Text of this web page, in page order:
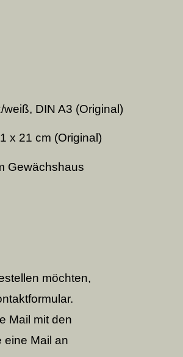
DIN A3 (Original)
x 21 cm (Original)
Gewächshaus
möchten,
Mail mit den
eine Mail an